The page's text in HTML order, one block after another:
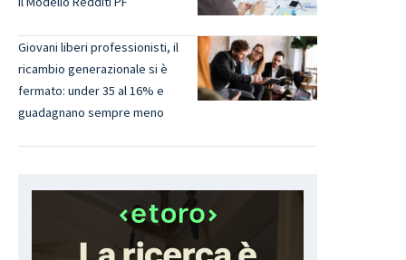
Giovani liberi professionisti, il
ricambio generazionale si è
fermato: under 35 al 16% e
guadagnano sempre meno